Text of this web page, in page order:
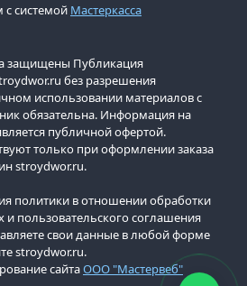
с системой Мастеркасса
защищены Публикация
без разрешения
использовании материалов с
обязательна. Информация на
публичной офертой.
только при оформлении заказа
stroydwor.ru.
политики в отношении обработки
пользовательского соглашения
свои данные в любой форме
stroydwor.ru.
сайтаООО "Мастервеб"